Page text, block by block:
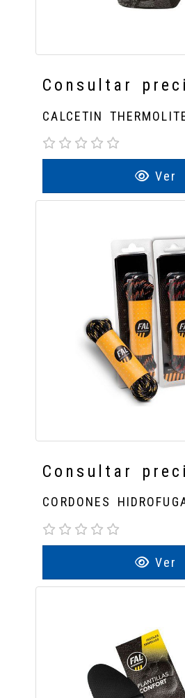
Consultar
CALCETIN
Ver
Consultar
CORDONES
Ver